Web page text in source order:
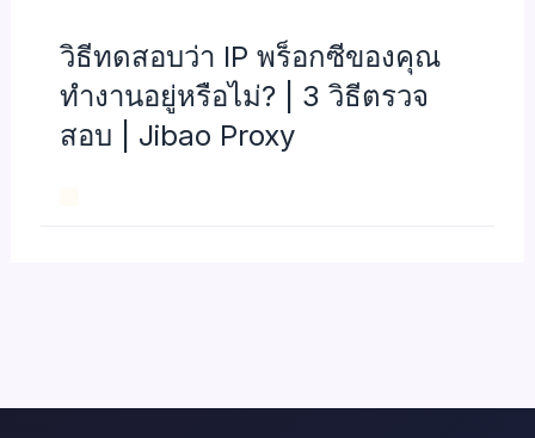
วิธีทดสอบว่า IP พร็อกซีของคุณ
ทำงานอยู่หรือไม่? | 3 วิธีตรวจ
สอบ | Jibao Proxy